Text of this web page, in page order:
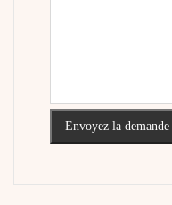
Envoyez la demande